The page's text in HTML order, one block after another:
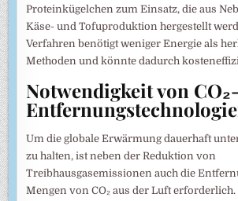
Proteinkügelchen zum Einsatz, die aus
Käse- und Tofuproduktion hergestellt
Verfahren benötigt weniger Energie als
Methoden und könnte dadurch
Notwendigkeit von
Um die globale Erwärmung dauerhaft
zu halten, ist neben der Reduktion von
Treibhausgasemissionen auch die
Mengen von CO₂ aus der Luft